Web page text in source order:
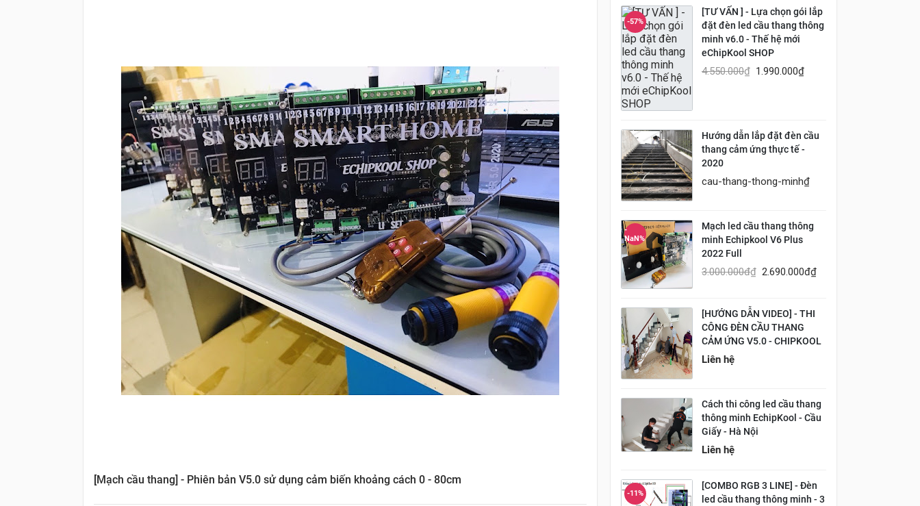
[Mạch cầu thang] - Phiên bản V5.0 sử dụng cảm biến khoảng cách 0 - 80cm
-57%
[TƯ VẤN ] - Lựa chọn gói lắp
đặt đèn led cầu thang thông
minh v6.0 - Thế hệ mới
eChipKool SHOP
4.550.000₫ 1.990.000₫
Hướng dẫn lắp đặt đèn cầu
thang cảm ứng thực tế -
2020
cau-thang-thong-minh₫
-
NaN%
Mạch led cầu thang thông
minh Echipkool V6 Plus
2022 Full
3.000.000đ₫ 2.690.000đ₫
[HƯỚNG DẪN VIDEO] - THI
CÔNG ĐÈN CẦU THANG
CẢM ỨNG V5.0 - CHIPKOOL
Liên hệ
Cách thi công led cầu thang
thông minh EchipKool - Cầu
Giấy - Hà Nội
Liên hệ
-11%
[COMBO RGB 3 LINE] - Đèn
led cầu thang thông minh - 3